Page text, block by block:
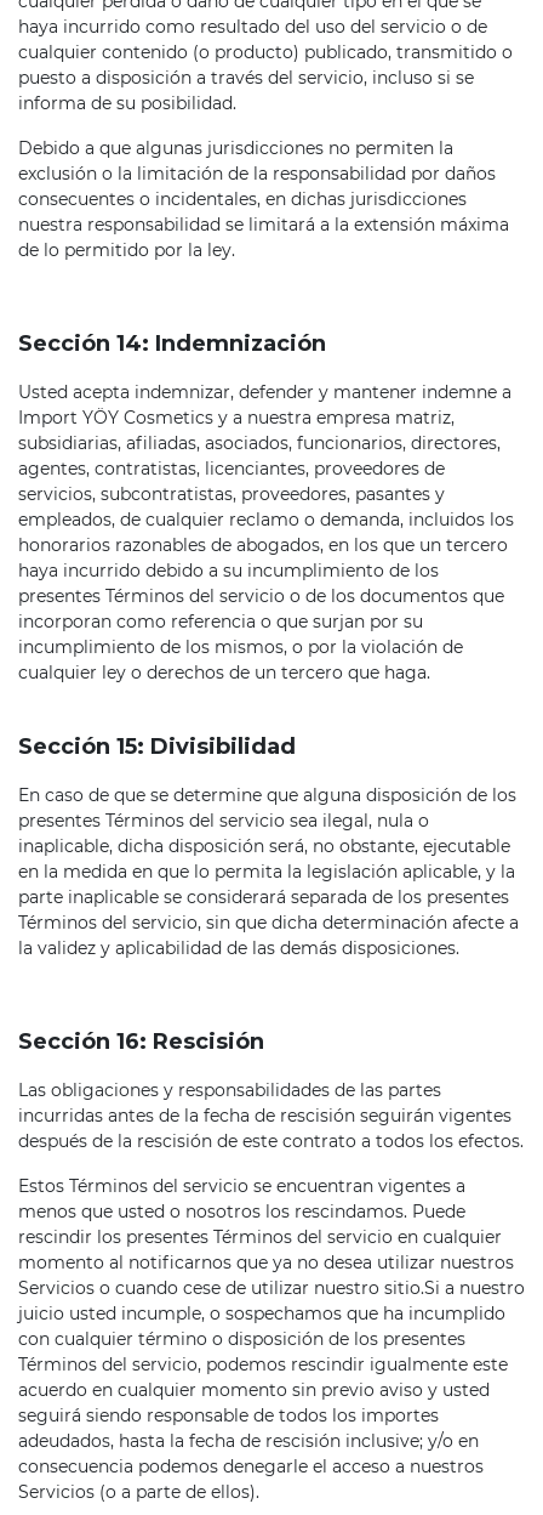
haya incurrido como resultado del uso del servicio o de
cualquier contenido (o producto) publicado, transmitido o
puesto a disposición a través del servicio, incluso si se
informa de su posibilidad.
Debido a que algunas jurisdicciones no permiten la
exclusión o la limitación de la responsabilidad por daños
consecuentes o incidentales, en dichas jurisdicciones
nuestra responsabilidad se limitará a la extensión máxima
de lo permitido por la ley.
Sección 14: Indemnización
Usted acepta indemnizar, defender y mantener indemne a
Import YÖY Cosmetics y a nuestra empresa matriz,
subsidiarias, afiliadas, asociados, funcionarios, directores,
agentes, contratistas, licenciantes, proveedores de
servicios, subcontratistas, proveedores, pasantes y
empleados, de cualquier reclamo o demanda, incluidos los
honorarios razonables de abogados, en los que un tercero
haya incurrido debido a su incumplimiento de los
presentes Términos del servicio o de los documentos que
incorporan como referencia o que surjan por su
incumplimiento de los mismos, o por la violación de
cualquier ley o derechos de un tercero que haga.
Sección 15: Divisibilidad
En caso de que se determine que alguna disposición de los
presentes Términos del servicio sea ilegal, nula o
inaplicable, dicha disposición será, no obstante, ejecutable
en la medida en que lo permita la legislación aplicable, y la
parte inaplicable se considerará separada de los presentes
Términos del servicio, sin que dicha determinación afecte a
la validez y aplicabilidad de las demás disposiciones.
Sección 16: Rescisión
Las obligaciones y responsabilidades de las partes
incurridas antes de la fecha de rescisión seguirán vigentes
después de la rescisión de este contrato a todos los efectos.
Estos Términos del servicio se encuentran vigentes a
menos que usted o nosotros los rescindamos. Puede
rescindir los presentes Términos del servicio en cualquier
momento al notificarnos que ya no desea utilizar nuestros
Servicios o cuando cese de utilizar nuestro sitio.Si a nuestro
juicio usted incumple, o sospechamos que ha incumplido
con cualquier término o disposición de los presentes
Términos del servicio, podemos rescindir igualmente este
acuerdo en cualquier momento sin previo aviso y usted
seguirá siendo responsable de todos los importes
adeudados, hasta la fecha de rescisión inclusive; y/o en
consecuencia podemos denegarle el acceso a nuestros
Servicios (o a parte de ellos).